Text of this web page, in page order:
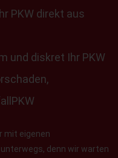
PKW direkt aus
und diskret Ihr PKW
mit eigenen
denn wir warten